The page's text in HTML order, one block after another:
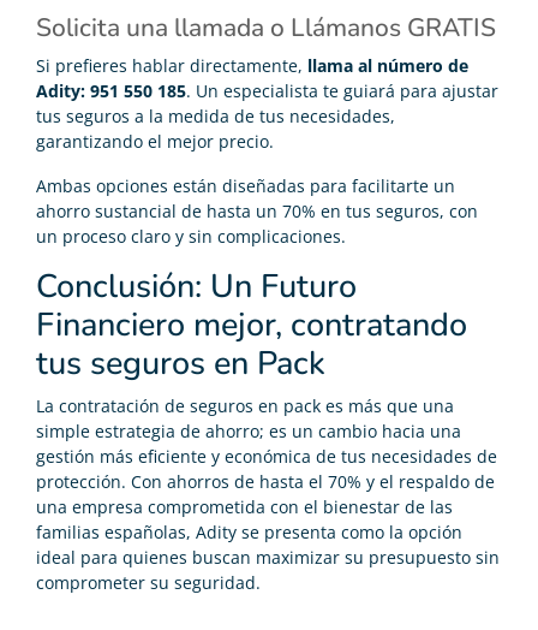
Solicita una llamada o Llámanos GRATIS
Si prefieres hablar directamente, llama al número de
Adity: 951 550 185. Un especialista te guiará para ajustar
tus seguros a la medida de tus necesidades,
garantizando el mejor precio.
Ambas opciones están diseñadas para facilitarte un
ahorro sustancial de hasta un 70% en tus seguros, con
un proceso claro y sin complicaciones.
Conclusión: Un Futuro
Financiero mejor, contratando
tus seguros en Pack
La contratación de seguros en pack es más que una
simple estrategia de ahorro; es un cambio hacia una
gestión más eficiente y económica de tus necesidades de
protección. Con ahorros de hasta el 70% y el respaldo de
una empresa comprometida con el bienestar de las
familias españolas, Adity se presenta como la opción
ideal para quienes buscan maximizar su presupuesto sin
comprometer su seguridad.